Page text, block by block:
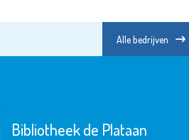
Alle bedrijven
Bibliotheek de Plataan